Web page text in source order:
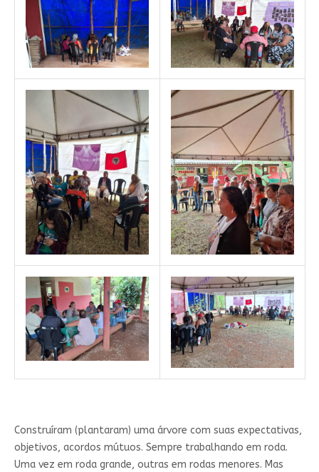
Construíram (plantaram) uma árvore com suas expectativas,
objetivos, acordos mútuos. Sempre trabalhando em roda.
Uma vez em roda grande, outras em rodas menores. Mas